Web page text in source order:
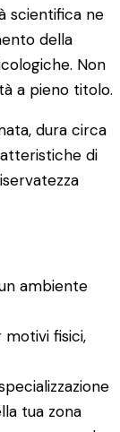
scientifica ne
della
Non
a pieno titolo.
dura circa
di
ambiente
fisici,
tua zona